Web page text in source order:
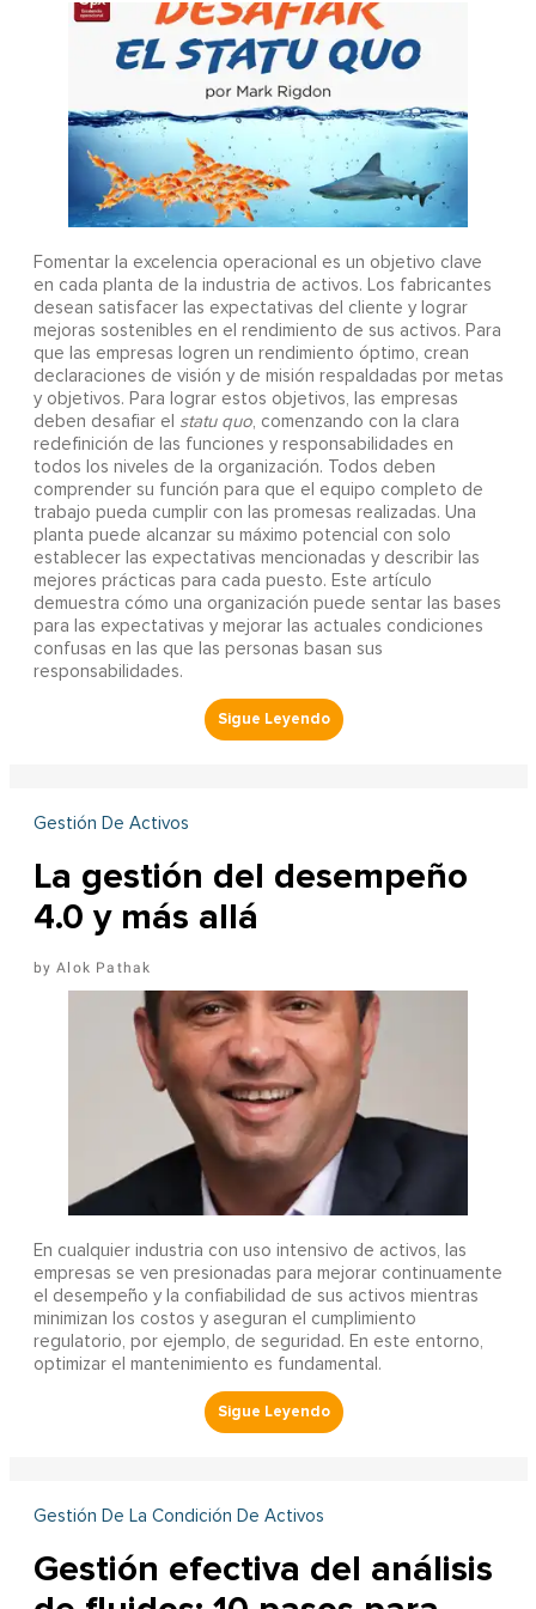
Fomentar la excelencia operacional es un objetivo clave
en cada planta de la industria de activos. Los fabricantes
desean satisfacer las expectativas del cliente y lograr
mejoras sostenibles en el rendimiento de sus activos. Para
que las empresas logren un rendimiento óptimo, crean
declaraciones de visión y de misión respaldadas por metas
y objetivos. Para lograr estos objetivos, las empresas
deben desafiar el statu quo, comenzando con la clara
redefinición de las funciones y responsabilidades en
todos los niveles de la organización. Todos deben
comprender su función para que el equipo completo de
trabajo pueda cumplir con las promesas realizadas. Una
planta puede alcanzar su máximo potencial con solo
establecer las expectativas mencionadas y describir las
mejores prácticas para cada puesto. Este artículo
demuestra cómo una organización puede sentar las bases
para las expectativas y mejorar las actuales condiciones
confusas en las que las personas basan sus
responsabilidades.
Gestión De Activos
La gestión del desempeño
4.0 y más allá
Alok Pathak
En cualquier industria con uso intensivo de activos, las
empresas se ven presionadas para mejorar continuamente
el desempeño y la confiabilidad de sus activos mientras
minimizan los costos y aseguran el cumplimiento
regulatorio, por ejemplo, de seguridad. En este entorno,
optimizar el mantenimiento es fundamental.
Gestión De La Condición De Activos
Gestión efectiva del análisis